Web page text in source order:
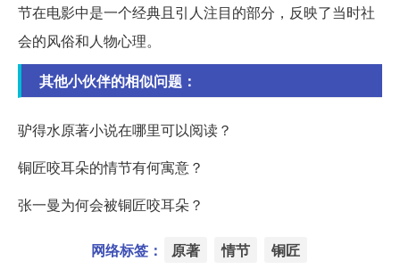
节在电影中是一个经典且引人注目的部分，反映了当时社
会的风俗和人物心理。
其他小伙伴的相似问题：
驴得水原著小说在哪里可以阅读？
铜匠咬耳朵的情节有何寓意？
张一曼为何会被铜匠咬耳朵？
网络标签： 原著 情节 铜匠